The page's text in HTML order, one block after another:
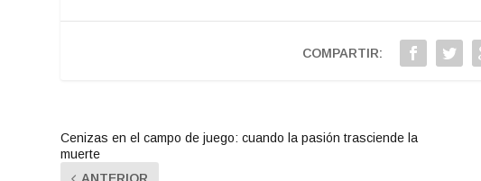
COMPARTIR:
Cenizas en el campo de juego: cuando la pasión trasciende la
muerte